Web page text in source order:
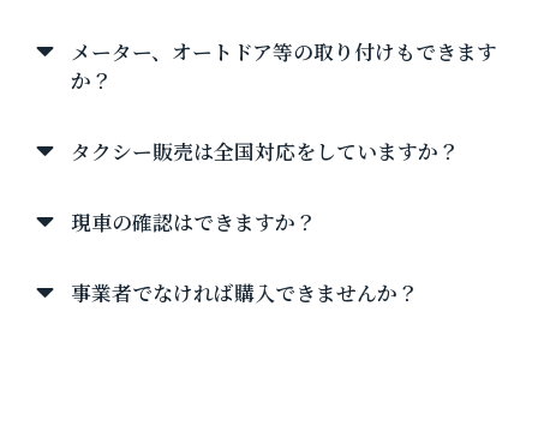
メーター、オートドア等の取り付けもできます
か？
タクシー販売は全国対応をしていますか？
現車の確認はできますか？
事業者でなければ購入できませんか？